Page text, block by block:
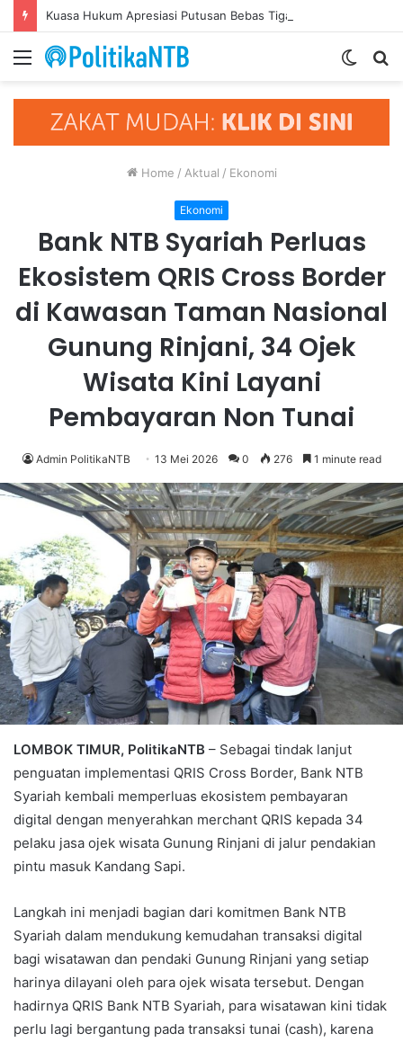
Menu
Switch
Home / Aktual / Ekonomi
Ekonomi
Bank NTB Syariah Perluas
Ekosistem QRIS Cross Border
di Kawasan Taman Nasional
Gunung Rinjani, 34 Ojek
Wisata Kini Layani
Pembayaran Non Tunai
Admin PolitikaNTB 13 Mei 2026 0 276 1 minute read
LOMBOK TIMUR, PolitikaNTB – Sebagai tindak lanjut
penguatan implementasi QRIS Cross Border, Bank NTB
Syariah kembali memperluas ekosistem pembayaran
digital dengan menyerahkan merchant QRIS kepada 34
pelaku jasa ojek wisata Gunung Rinjani di jalur pendakian
pintu masuk Kandang Sapi.
Langkah ini menjadi bagian dari komitmen Bank NTB
Syariah dalam mendukung kemudahan transaksi digital
bagi wisatawan dan pendaki Gunung Rinjani yang setiap
harinya dilayani oleh para ojek wisata tersebut. Dengan
hadirnya QRIS Bank NTB Syariah, para wisatawan kini tidak
perlu lagi bergantung pada transaksi tunai (cash), karena